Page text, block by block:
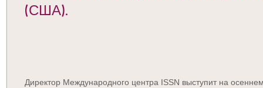
(США).
Директор Международного центра ISSN выступит на